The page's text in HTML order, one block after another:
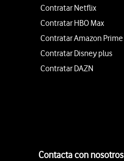
Contratar Netflix
Contratar HBO Max
Contratar Amazon Prime
Contratar Disney plus
Contratar DAZN
Contacta con nosotros